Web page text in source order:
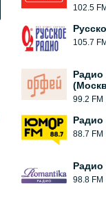
102.5
105.7
99.2 FM
88.7 FM
Радио
98.8 FM